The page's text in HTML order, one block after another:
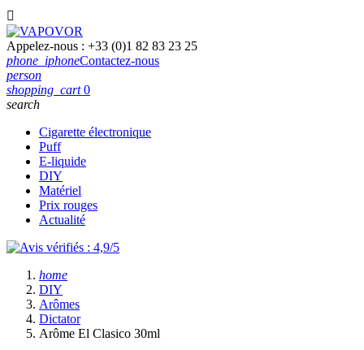

Appelez-nous : +33 (0)1 82 83 23 25
phone_iphoneContactez-nous
person
shopping_cart 0
search
Cigarette électronique
Puff
E-liquide
DIY
Matériel
Prix rouges
Actualité
home
DIY
Arômes
Dictator
Arôme El Clasico 30ml